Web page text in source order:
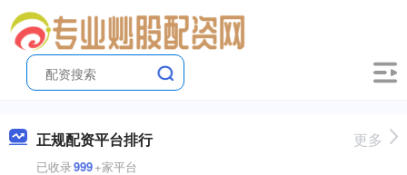
正规配资平台排行
已收录999+家平台
更多